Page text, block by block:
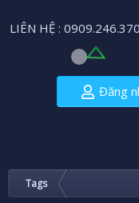
LIÊN HỆ :
Đăng
Tags